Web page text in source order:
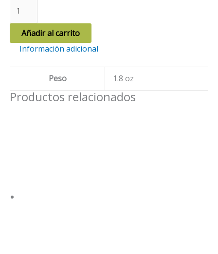
ADVENTURES
cantidad
Añadir al carrito
Información adicional
Peso 1.8 oz
Productos relacionados